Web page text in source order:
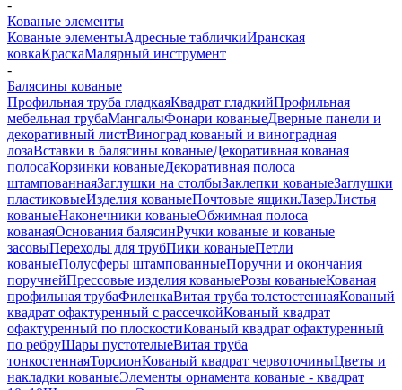
-
Кованые элементы
Кованые элементыАдресные табличкиИранская
ковкаКраскаМалярный инструмент
-
Балясины кованые
Профильная труба гладкаяКвадрат гладкийПрофильная
мебельная трубаМангалыФонари кованыеДверные панели и
декоративный листВиноград кованый и виноградная
лозаВставки в балясины кованыеДекоративная кованая
полосаКорзинки кованыеДекоративная полоса
штампованнаяЗаглушки на столбыЗаклепки кованыеЗаглушки
пластиковыеИзделия кованыеПочтовые ящикиЛазерЛистья
кованыеНаконечники кованыеОбжимная полоса
кованаяОснования балясинРучки кованые и кованые
засовыПереходы для трубПики кованыеПетли
кованыеПолусферы штампованныеПоручни и окончания
поручнейПрессовые изделия кованыеРозы кованыеКованая
профильная трубаФиленкаВитая труба толстостеннаяКованый
квадрат офактуренный с рассечкойКованый квадрат
офактуренный по плоскостиКованый квадрат офактуренный
по ребруШары пустотелыеВитая труба
тонкостеннаяТорсионКованый квадрат червоточиныЦветы и
накладки кованыеЭлементы орнамента кованые - квадрат